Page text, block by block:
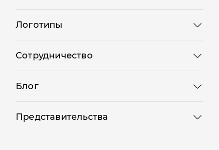
Логотипы
Сотрудничество
Блог
Представительства